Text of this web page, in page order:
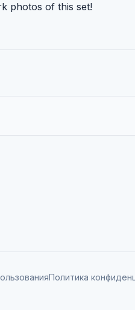
photos of this set!
Политика